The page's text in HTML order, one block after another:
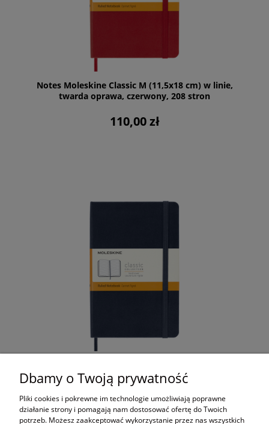
Notes Moleskine Classic M (11,5x18 cm) w linie,
twarda oprawa, czerwony, 208 stron
110,00 zł
twarda oprawa, granatowy, 208 stron
110,00 zł
Dbamy o Twoją prywatność
Pliki cookies i pokrewne im technologie umożliwiają poprawne
działanie strony i pomagają nam dostosować ofertę do Twoich
potrzeb. Możesz zaakceptować wykorzystanie przez nas wszystkich